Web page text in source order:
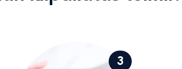
3